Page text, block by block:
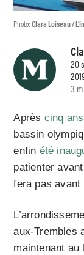
Photo:Clara Loiseau /
20
3
Après cinq
bassin
enfin été
patienter
fera pas avant
aux-Trembles
maintenant au